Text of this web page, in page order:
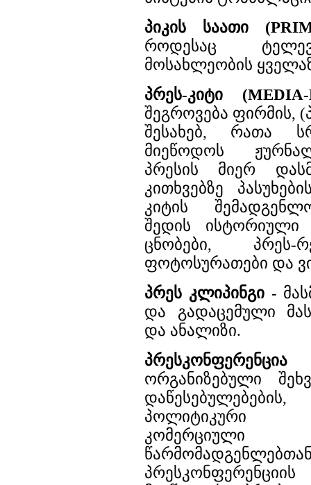
პიკის საათი
როდესაც
მოსახლეობის
პრეს-კიტი
შეგროვება ფირმის,
შესახებ, რათა
მიეწოდოს
პრესის მიერ
კითხვებზე
კიტის
შედის
ცნობები, პრეს-
ფოტოსურათები და
პრეს კლიპინგი-
და გადაცემული
და ანალიზი.
პრესკონფერენცია
ორგანიზებული
პოლიტიკური
კომერციული
პრესკონფერენციის